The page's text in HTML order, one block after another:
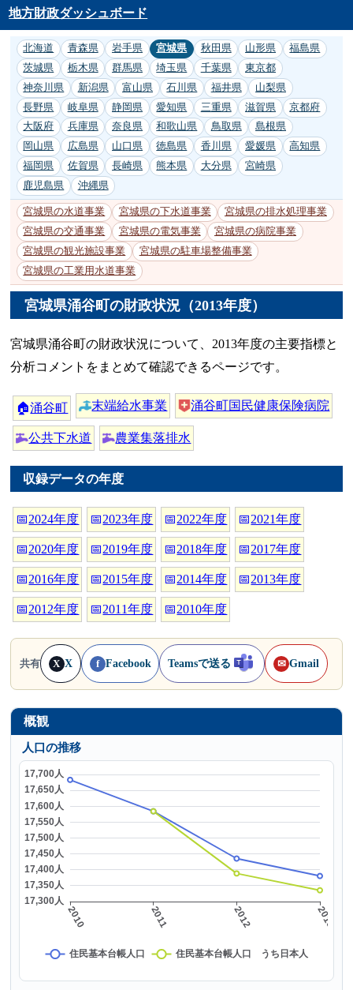
地方財政ダッシュボード
北海道 青森県 岩手県 宮城県 秋田県 山形県
福島県
茨城県
栃木県 群馬県 埼玉県 千葉県
東京都
神奈川県
新潟県 富山県 石川県 福井県
山梨県
長野県
岐阜県 静岡県 愛知県 三重県 滋賀県
京都府
大阪府
兵庫県 奈良県 和歌山県 鳥取県
島根県
岡山県
広島県 山口県 徳島県 香川県 愛媛県
高知県
福岡県
佐賀県 長崎県 熊本県 大分県
宮崎県
鹿児島県
沖縄県
宮城県の水道事業 宮城県の下水道事業
宮城県の排水処理事業
宮城県の交通事業
宮城県の電気事業
宮城県の病院事業
宮城県の観光施設事業
宮城県の駐車場整備事業
宮城県の工業用水道事業
宮城県涌谷町の財政状況（2013年度）
宮城県涌谷町の財政状況について、2013年度の主要指標と
分析コメントをまとめて確認できるページです。
🏠涌谷町 末端給水事業 涌谷町国民健康保険病院
公共下水道 農業集落排水
収録データの年度
📅2024年度 📅2023年度 📅2022年度 📅2021年度
📅2020年度 📅2019年度 📅2018年度 📅2017年度
📅2016年度 📅2015年度 📅2014年度 📅2013年度
📅2012年度 📅2011年度 📅2010年度
共有 X X f Facebook Teamsで送る ✉ Gmail
概観
人口の推移